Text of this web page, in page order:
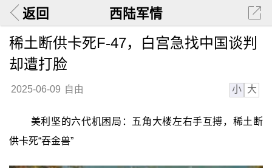
返回 西陆军情
稀土断供卡死F-47，白宫急找中国谈判
却遭打脸
2025-06-09 自由 小 大
美利坚的六代机困局：五角大楼左右手互搏，稀土断
供卡死“吞金兽”